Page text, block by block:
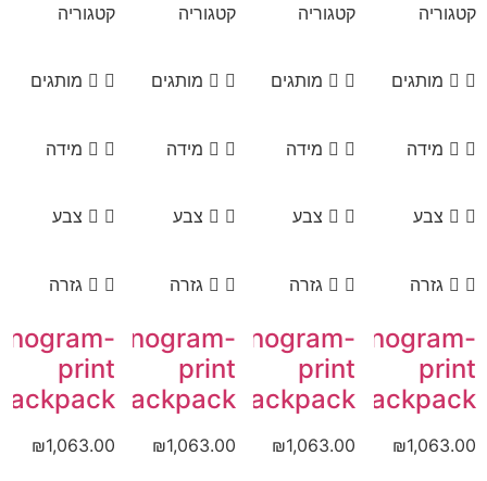
קטגוריה
מותגים
מידה
צבע
גזרה
Monogram-
print
backpack
₪1,063.00
קטגוריה
מותגים
מידה
צבע
גזרה
Monogram-
print
backpack
₪1,063.00
קטגוריה
מותגים
מידה
צבע
גזרה
Monogram-
print
backpack
₪1,063.00
קטגוריה
מותגים
מידה
צבע
גזרה
print
₪1,063.00